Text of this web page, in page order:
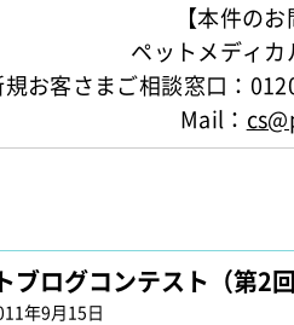
【本件の
ペットメディ
規お客さまご相談窓口：
Mail：
ブログコンテスト（第2
年9月15日